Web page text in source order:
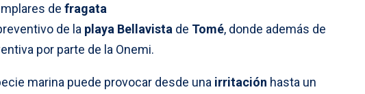
de fragata
de la playa Bellavista de Tomé, donde además de
por parte de la Onemi.
marina puede provocar desde una irritación hasta un